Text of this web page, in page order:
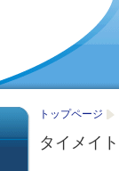
トップページ
タイメイ